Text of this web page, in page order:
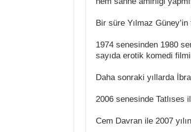
Bir süre Yılmaz
1974 senesinden 1980
sayıda erotik komedi
Daha sonraki yıllarda
2006 senesinde Tatlıses
Cem Davran ile 2007